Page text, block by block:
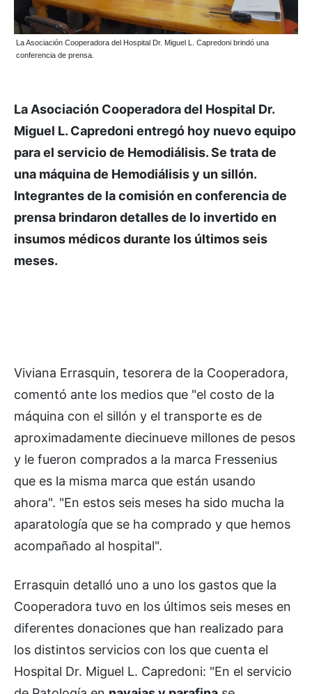
La Asociación Cooperadora del Hospital Dr. Miguel L. Capredoni brindó una
conferencia de prensa.
La Asociación Cooperadora del Hospital Dr.
Miguel L. Capredoni entregó hoy nuevo equipo
para el servicio de Hemodiálisis. Se trata de
una máquina de Hemodiálisis y un sillón.
Integrantes de la comisión en conferencia de
prensa brindaron detalles de lo invertido en
insumos médicos durante los últimos seis
meses.
Viviana Errasquin, tesorera de la Cooperadora,
comentó ante los medios que "el costo de la
máquina con el sillón y el transporte es de
aproximadamente diecinueve millones de pesos
y le fueron comprados a la marca Fressenius
que es la misma marca que están usando
ahora". "En estos seis meses ha sido mucha la
aparatología que se ha comprado y que hemos
acompañado al hospital".
Errasquin detalló uno a uno los gastos que la
Cooperadora tuvo en los últimos seis meses en
diferentes donaciones que han realizado para
los distintos servicios con los que cuenta el
Hospital Dr. Miguel L. Capredoni: "En el servicio